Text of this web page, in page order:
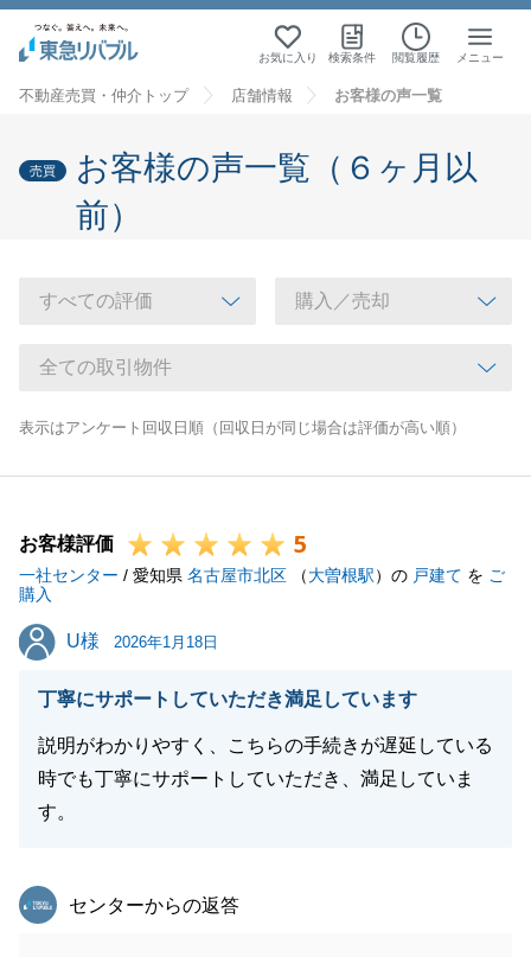
お気に入り 検索条件 閲覧履歴 メニュー
不動産売買・仲介トップ 店舗情報 お客様の声一覧
売買
お客様の声一覧（６ヶ月以
前）
表示はアンケート回収日順（回収日が同じ場合は評価が高い順）
お客様評価 5
一社センター / 愛知県 名古屋市北区 （大曽根駅）の 戸建て を ご
購入
U様
U様 2026年1月18日
丁寧にサポートしていただき満足しています
説明がわかりやすく、こちらの手続きが遅延している
時でも丁寧にサポートしていただき、満足していま
す。
東急リバブル
センターからの返答